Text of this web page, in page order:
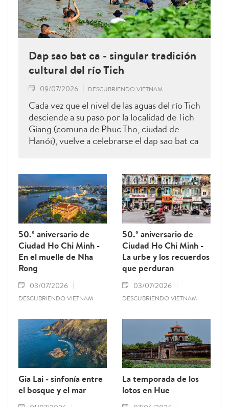
Dap sao bat ca - singular tradición
cultural del río Tich
09/07/2026 DESCUBRIENDO VIETNAM
Cada vez que el nivel de las aguas del río Tich
desciende a su paso por la localidad de Tich
Giang (comuna de Phuc Tho, ciudad de
Hanói), vuelve a celebrarse el dap sao bat ca
cultural transmitida de generación en
generación. Más que una actividad
destinada a capturar peces, esta costumbre
preserva la memoria colectiva de la
comunidad y mantiene vivos los valores
culturales de la antigua aldea de Tuong
Phieu, situada a orillas del río Tich.
50.º aniversario de
Ciudad Ho Chi Minh -
En el muelle de Nha
Rong
03/07/2026
DESCUBRIENDO VIETNAM
50.º aniversario de
Ciudad Ho Chi Minh -
La urbe y los recuerdos
que perduran
03/07/2026
DESCUBRIENDO VIETNAM
Gia Lai - sinfonía entre
el bosque y el mar
La temporada de los
lotos en Hue